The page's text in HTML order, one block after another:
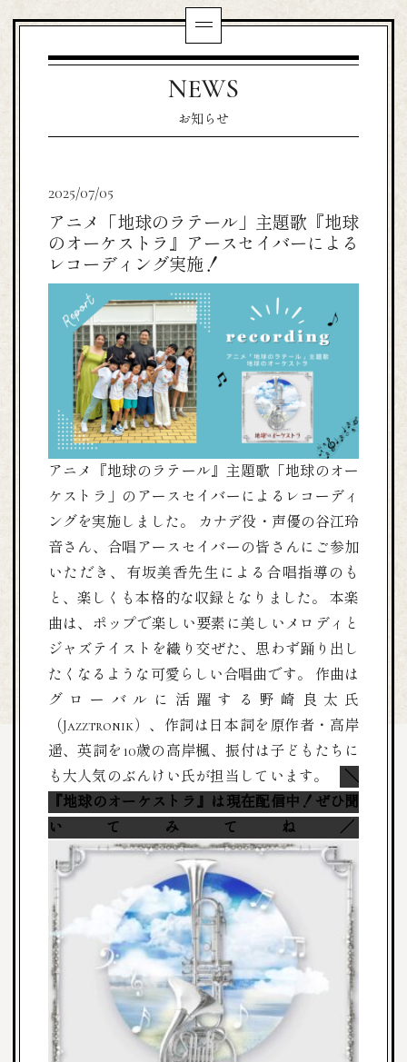
NEWS
お知らせ
2025/07/05
アニメ「地球のラテール」主題歌『地球
のオーケストラ』アースセイバーによる
レコーディング実施！
アニメ『地球のラテール』主題歌「地球のオー
ケストラ」のアースセイバーによるレコーディ
ングを実施しました。
カナデ役・声優の谷江玲
音さん、合唱アースセイバーの皆さんにご参加
いただき、 有坂美香先生による合唱指導のも
と、楽しくも本格的な収録となりました。
本楽
曲は、ポップで楽しい要素に美しいメロディと
ジャズテイストを織り交ぜた、 思わず踊り出し
たくなるような可愛らしい合唱曲です。
作曲は
グローバルに活躍する野崎良太氏
（Jazztronik）、 作詞は日本詞を原作者・高岸
遥、英詞を10歳の高岸楓、振付は子どもたちに
も大人気のぶんけい氏が担当しています。
＼
『地球のオーケストラ』は現在配信中！ぜひ聞
いてみてね／